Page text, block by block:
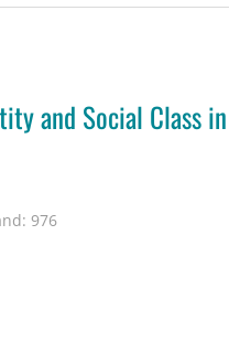
and Social Class
976